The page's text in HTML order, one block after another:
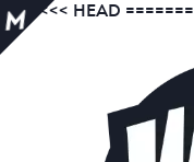
M
<<<<<<< HEAD =======